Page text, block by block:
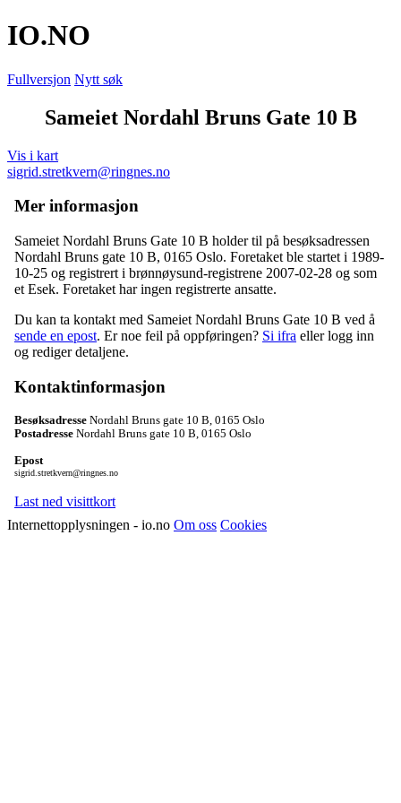
IO.NO
Fullversjon Nytt søk
Sameiet Nordahl Bruns Gate 10 B
Vis i kart
sigrid.stretkvern@ringnes.no
Mer informasjon
Sameiet Nordahl Bruns Gate 10 B holder til på besøksadressen
Nordahl Bruns gate 10 B, 0165 Oslo. Foretaket ble startet i 1989-
10-25 og registrert i brønnøysund-registrene 2007-02-28 og som
et Esek. Foretaket har ingen registrerte ansatte.
Du kan ta kontakt med Sameiet Nordahl Bruns Gate 10 B ved å
sende en epost. Er noe feil på oppføringen? Si ifra eller logg inn
og rediger detaljene.
Kontaktinformasjon
Besøksadresse Nordahl Bruns gate 10 B 0165 Oslo
Postadresse Nordahl Bruns gate 10 B 0165 Oslo
Epost
sigrid.stretkvern@ringnes.no
Last ned visittkort
Internettopplysningen - io.no Om oss Cookies